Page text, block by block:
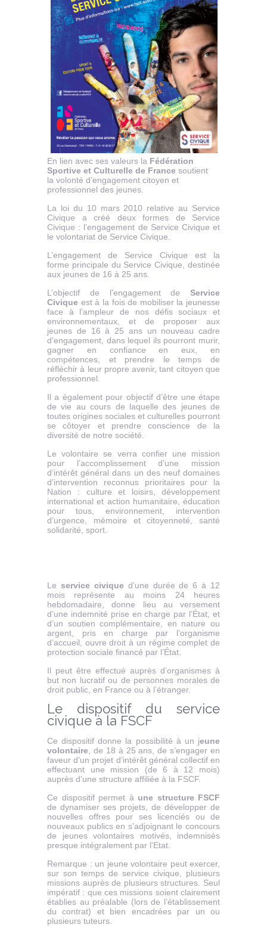
En lien avec ses valeurs la Fédération
Sportive et Culturelle de France soutient
la volonté d’engagement citoyen et
professionnel des jeunes.
La loi du 10 mars 2010 relative au Service
Civique a créé deux formes de Service
Civique : l’engagement de Service Civique et
le volontariat de Service Civique.
L’engagement de Service Civique est la
forme principale du Service Civique, destinée
aux jeunes de 16 à 25 ans.
L’objectif de l’engagement de Service
Civique est à la fois de mobiliser la jeunesse
face à l’ampleur de nos défis sociaux et
environnementaux, et de proposer aux
jeunes de 16 à 25 ans un nouveau cadre
d’engagement, dans lequel ils pourront murir,
gagner en confiance en eux, en
compétences, et prendre le temps de
réfléchir à leur propre avenir, tant citoyen que
professionnel.
Il a également pour objectif d’être une étape
de vie au cours de laquelle des jeunes de
toutes origines sociales et culturelles pourront
se côtoyer et prendre conscience de la
diversité de notre société.
Le volontaire se verra confier une mission
pour l’accomplissement d’une mission
d’intérêt général dans un des neuf domaines
d’intervention reconnus prioritaires pour la
Nation : culture et loisirs, développement
international et action humanitaire, éducation
pour tous, environnement, intervention
d’urgence, mémoire et citoyenneté, santé
solidarité, sport.
Le service civiqued’une durée de 6 à 12
mois représente au moins 24 heures
hebdomadaire, donne lieu au versement
d’une indemnité prise en charge par l’État, et
d’un soutien complémentaire, en nature ou
argent, pris en charge par l’organisme
d’accueil, ouvre droit à un régime complet de
protection sociale financé par l’État.
Il peut être effectué auprès d’organismes à
but non lucratif ou de personnes morales de
droit public, en France ou à l’étranger.
Le dispositif du service
civique à la FSCF
Ce dispositif donne la possibilité à un jeune
volontaire , de 18 à 25 ans, de s’engager en
faveur d’un projet d’intérêt général collectif en
effectuant une mission (de 6 à 12 mois)
auprès d’une structure affiliée à la FSCF.
Ce dispositif permet à une structure FSCF
de dynamiser ses projets, de développer de
nouvelles offres pour ses licenciés ou de
nouveaux publics en s’adjoignant le concours
de jeunes volontaires motivés, indemnisés
presque intégralement par l’Etat.
Remarque : un jeune volontaire peut exercer,
sur son temps de service civique, plusieurs
missions auprès de plusieurs structures. Seul
impératif : que ces missions soient clairement
établies au préalable (lors de l’établissement
du contrat) et bien encadrées par un ou
plusieurs tuteurs.